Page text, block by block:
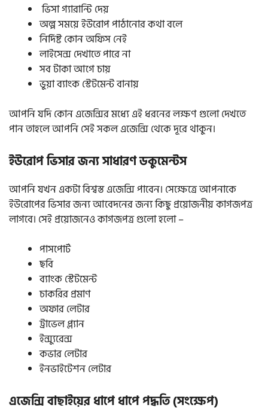
ভিসা গ্যারান্টি দেয়
অল্প সময়ে ইউরোপ পাঠানোর কথা বলে
নির্দিষ্ট কোন অফিস নেই
লাইসেন্স দেখাতে পারে না
সব টাকা আগে চায়
ভুয়া ব্যাংক স্টেটমেন্ট বানায়
আপনি যদি কোন এজেন্সির মধ্যে এই ধরনের লক্ষণ গুলো দেখতে
পান তাহলে আপনি সেই সকল এজেন্সি থেকে দূরে থাকুন।
ইউরোপ ভিসার জন্য সাধারণ ডকুমেন্টস
আপনি যখন একটা বিশ্বস্ত এজেন্সি পাবেন। সেক্ষেত্রে আপনাকে
ইউরোপের ভিসার জন্য আবেদনের জন্য কিছু প্রয়োজনীয় কাগজপত্র
লাগবে। সেই প্রয়োজনেও কাগজপত্র গুলো হলো –
পাসপোর্ট
ছবি
ব্যাংক স্টেটমেন্ট
চাকরির প্রমাণ
অফার লেটার
ট্রাভেল প্ল্যান
ইন্স্যুরেন্স
কভার লেটার
ইনভাইটেশন লেটার
এজেন্সি বাছাইয়ের ধাপে ধাপে পদ্ধতি (সংক্ষেপ)